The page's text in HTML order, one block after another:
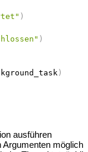
)
)
)
ausführen
Argumenten möglich